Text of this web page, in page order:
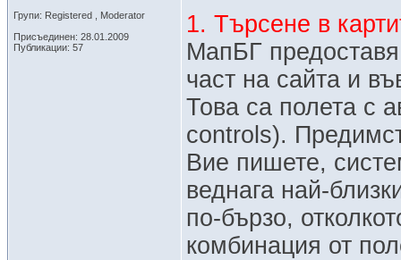
Групи: Registered , Moderator
Присъединен: 28.01.2009
Публикации: 57
1. Търсене в
МапБГ
част на сайта и
Това са полета с
controls).
Вие пишете,
веднага най-
по-бързо,
комбинация от